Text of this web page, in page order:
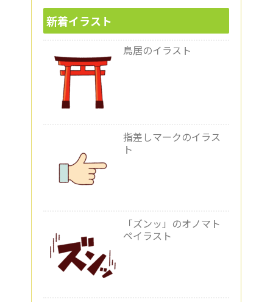
新着イラスト
鳥居のイラスト
指差しマークのイラス
ト
「ズンッ」のオノマト
ペイラスト